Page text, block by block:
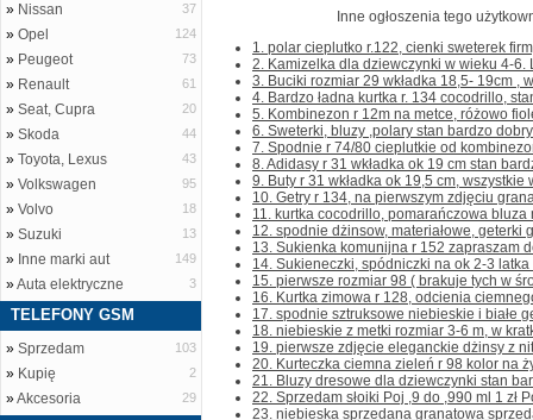
» Nissan 37
» Opel 124
» Peugeot 73
» Renault 61
» Seat, Cupra 20
» Skoda 44
» Toyota, Lexus 43
» Volkswagen 95
» Volvo 18
» Suzuki 13
» Inne marki aut 149
»Auta elektryczne 3
TELEFONY GSM
» Sprzedam 103
» Kupię 2
»Akcesoria 29
Inne ogłoszenia tego
1. polar cieplutko r.122, cienki sweterek
2. Kamizelka dla dziewczynki w wieku 4-6.
3. Buciki rozmiar 29 wkładka 18,5- 19cm ,
4. Bardzo ładna kurtka r. 134 cocodrillo,
5. Kombinezon r 12m na metce, różowo
6. Sweterki, bluzy ,polary stan bardzo
7. Spodnie r 74/80 cieplutkie od
8. Adidasy r 31 wkładka ok 19 cm stan
9. Buty r 31 wkładka ok 19,5 cm, wszystkie
10. Getry r 134, na pierwszym zdjęciu
11. kurtka cocodrillo, pomarańczowa bluza
12. spodnie dżinsow, materiałowe, geterki
13. Sukienka komunijna r 152 zapraszam
14. Sukieneczki, spódniczki na ok 2-3
15. pierwsze rozmiar 98 ( brakuje tych w
16. Kurtka zimowa r 128, odcienia
17. spodnie sztruksowe niebieskie i białe
18. niebieskie z metki rozmiar 3-6 m, w
19. pierwsze zdjęcie eleganckie dżinsy z
20. Kurteczka ciemna zieleń r 98 kolor na
21. Bluzy dresowe dla dziewczynki stan
22. Sprzedam słoiki Poj ,9 do ,990 ml 1 zł
23. niebieska sprzedana granatowa